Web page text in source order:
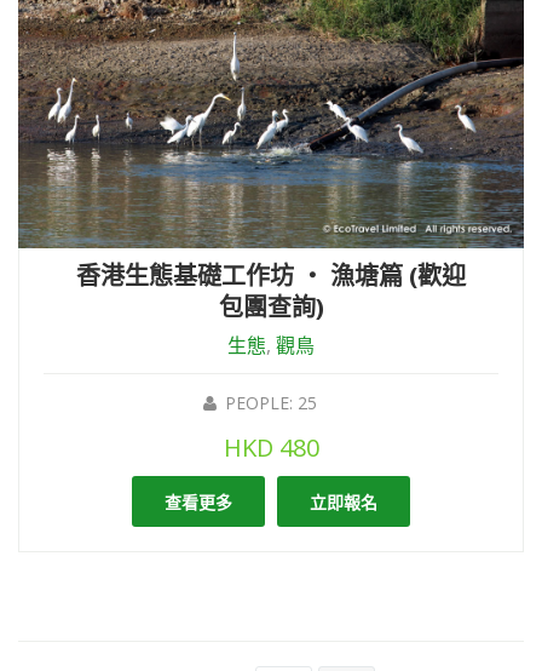
香港生態基礎工作坊 ‧ 漁塘篇 (歡迎
包團查詢)
生態, 觀鳥
PEOPLE: 25
HKD 480
查看更多 立即報名